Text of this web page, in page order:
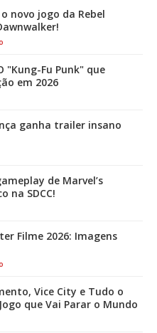
novo jogo da Rebel
"Kung-Fu Punk" que
em 2026
ganha trailer insano
de Marvel’s
na SDCC!
Filme 2026: Imagens
Vice City e Tudo o
que Vai Parar o Mundo